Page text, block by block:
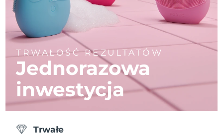
TRWAŁOŚĆ REZULTATÓW
Jednorazowa
inwestycja
Trwałe